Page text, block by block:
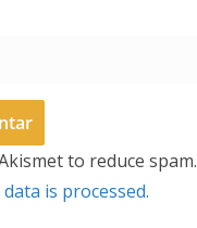
to reduce spam.
is processed.